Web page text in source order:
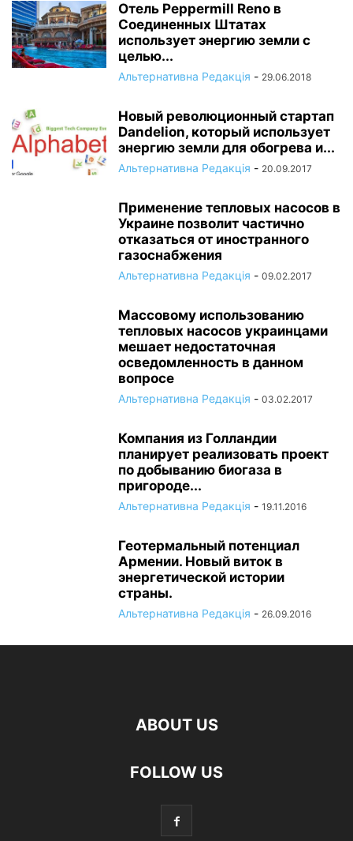
Отель Peppermill Reno в
Соединенных Штатах
использует энергию земли с
целью...
Альтернативна Редакція - 29.06.2018
Новый революционный стартап
Dandelion, который использует
энергию земли для обогрева и...
Альтернативна Редакція - 20.09.2017
Применение тепловых насосов в
Украине позволит частично
отказаться от иностранного
газоснабжения
Альтернативна Редакція - 09.02.2017
Массовому использованию
тепловых насосов украинцами
мешает недостаточная
осведомленность в данном
вопросе
Альтернативна Редакція - 03.02.2017
Компания из Голландии
планирует реализовать проект
по добыванию биогаза в
пригороде...
Альтернативна Редакція - 19.11.2016
Геотермальный потенциал
Армении. Новый виток в
энергетической истории
страны.
Альтернативна Редакція - 26.09.2016
ABOUT US
FOLLOW US